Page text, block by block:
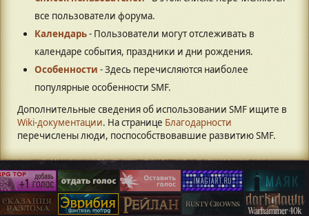
все пользователи форума.
Календарь- Пользователи могут отслеживать в
календаре события, праздники и дни рождения.
Особенности - Здесь перечисляются наиболее
популярные особенности SMF.
Дополнительные сведения об использовании SMF ищите в
Wiki-документации. На странице Благодарности
перечислены люди, поспособствовавшие развитию SMF.